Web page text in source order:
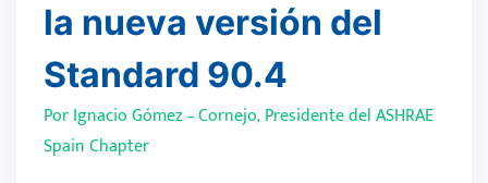
la nueva versión del
Standard 90.4
Por Ignacio Gómez – Cornejo, Presidente del ASHRAE
Spain Chapter